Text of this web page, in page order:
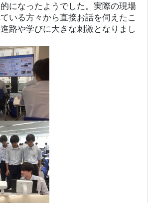
になったようでした。 実際の現場
いる方々から直接お話を伺えたこ
路や学びに大きな刺激となりまし